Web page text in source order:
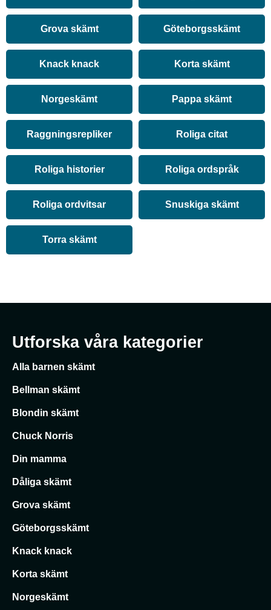
Grova skämt Göteborgsskämt
Knack knack Korta skämt
Norgeskämt Pappa skämt
Raggningsrepliker Roliga citat
Roliga historier Roliga ordspråk
Roliga ordvitsar Snuskiga skämt
Torra skämt
Utforska våra kategorier
Alla barnen skämt
Bellman skämt
Blondin skämt
Chuck Norris
Din mamma
Dåliga skämt
Grova skämt
Göteborgsskämt
Knack knack
Korta skämt
Norgeskämt